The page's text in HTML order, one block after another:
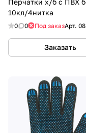
10кл/4нитка
0 0 Под заказАрт.
Заказать